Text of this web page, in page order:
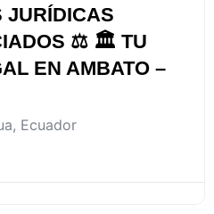
⚖️ 🏛️ TU
EN AMBATO –
, Ecuador